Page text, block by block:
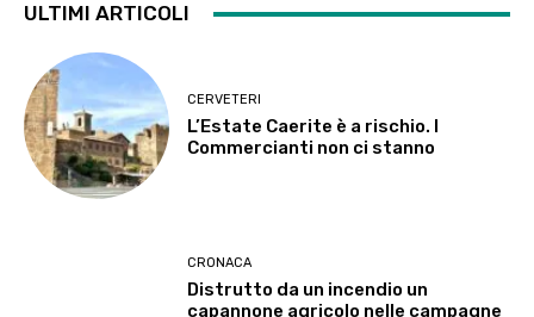
ULTIMI ARTICOLI
CERVETERI
L’Estate Caerite è a rischio. I
Commercianti non ci stanno
CRONACA
Distrutto da un incendio un
capannone agricolo nelle campagne